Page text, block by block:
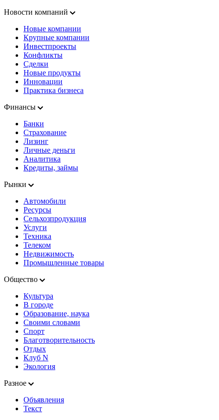
Новости компаний
Новые компании
Крупные компании
Инвестпроекты
Конфликты
Сделки
Новые продукты
Инновации
Практика бизнеса
Финансы
Банки
Страхование
Лизинг
Личные деньги
Аналитика
Кредиты, займы
Рынки
Автомобили
Ресурсы
Сельхозпродукция
Услуги
Техника
Телеком
Недвижимость
Промышленные товары
Общество
Культура
В городе
Образование, наука
Своими словами
Спорт
Благотворительность
Отдых
Клуб N
Экология
Разное
Объявления
Текст